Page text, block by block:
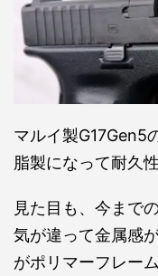
マルイ製G17Gen5
脂製になって耐久
見た目も、今まで
気が違って金属感
がポリマーフレー